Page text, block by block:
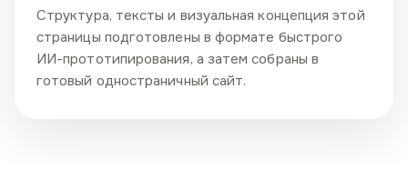
Структура, тексты и визуальная концепция этой
страницы подготовлены в формате быстрого
ИИ-прототипирования, а затем собраны в
готовый одностраничный сайт.